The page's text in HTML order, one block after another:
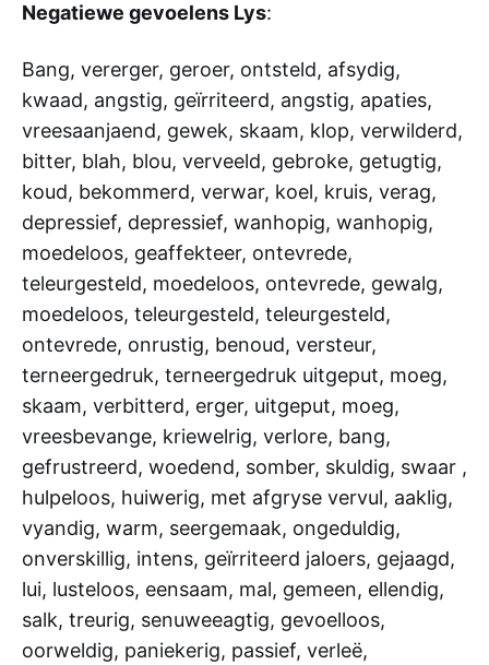
Negatiewe gevoelens Lys:
Bang, vererger, geroer, ontsteld, afsydig,
kwaad, angstig, geïrriteerd, angstig, apaties,
vreesaanjaend, gewek, skaam, klop, verwilderd,
bitter, blah, blou, verveeld, gebroke, getugtig,
koud, bekommerd, verwar, koel, kruis, verag,
depressief, depressief, wanhopig, wanhopig,
moedeloos, geaffekteer, ontevrede,
teleurgesteld, moedeloos, ontevrede, gewalg,
moedeloos, teleurgesteld, teleurgesteld,
ontevrede, onrustig, benoud, versteur,
terneergedruk, terneergedruk uitgeput, moeg,
skaam, verbitterd, erger, uitgeput, moeg,
vreesbevange, kriewelrig, verlore, bang,
gefrustreerd, woedend, somber, skuldig, swaar ,
hulpeloos, huiwerig, met afgryse vervul, aaklig,
vyandig, warm, seergemaak, ongeduldig,
onverskillig, intens, geïrriteerd jaloers, gejaagd,
lui, lusteloos, eensaam, mal, gemeen, ellendig,
salk, treurig, senuweeagtig, gevoelloos,
oorweldig, paniekerig, passief, verleë,